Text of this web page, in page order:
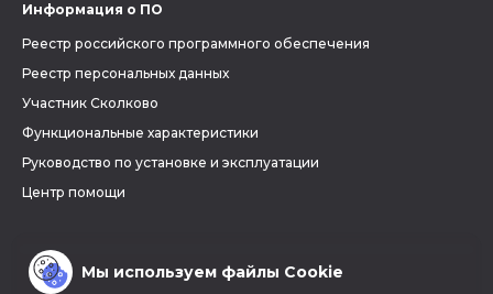
Информация о ПО
Реестр российского программного обеспечения
Реестр персональных данных
Участник Сколково
Функциональные характеристики
Руководство по установке и эксплуатации
Центр помощи
Мы используем файлы Cookie